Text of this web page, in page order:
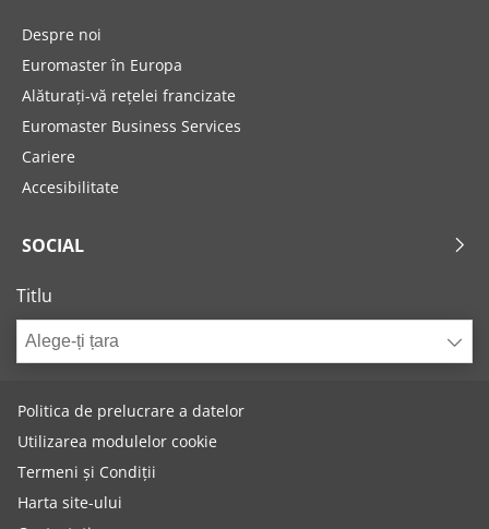
Despre noi
Euromaster în Europa
Alăturați-vă rețelei francizate
Euromaster Business Services
Cariere
Accesibilitate
SOCIAL
Titlu
Alege-ți țara
Politica de prelucrare a datelor
Utilizarea modulelor cookie
Termeni și Condiții
Harta site-ului